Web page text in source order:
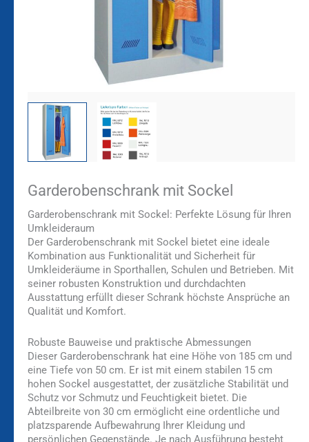
Garderobenschrank mit Sockel
Garderobenschrank mit Sockel: Perfekte Lösung für Ihren
Umkleideraum
Der Garderobenschrank mit Sockel bietet eine ideale
Kombination aus Funktionalität und Sicherheit für
Umkleideräume in Sporthallen, Schulen und Betrieben. Mit
seiner robusten Konstruktion und durchdachten
Ausstattung erfüllt dieser Schrank höchste Ansprüche an
Qualität und Komfort.
Robuste Bauweise und praktische Abmessungen
Dieser Garderobenschrank hat eine Höhe von 185 cm und
eine Tiefe von 50 cm. Er ist mit einem stabilen 15 cm
hohen Sockel ausgestattet, der zusätzliche Stabilität und
Schutz vor Schmutz und Feuchtigkeit bietet. Die
Abteilbreite von 30 cm ermöglicht eine ordentliche und
platzsparende Aufbewahrung Ihrer Kleidung und
persönlichen Gegenstände. Je nach Ausführung besteht